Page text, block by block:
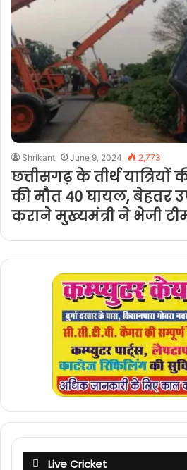
Shrikant June 9, 2024 2,773
छत्तीसगढ़ के तीर्थ
की मौत 40 घायल, बेहतर
कराने मुख्यमंत्री ने भेजी
Live Cricket